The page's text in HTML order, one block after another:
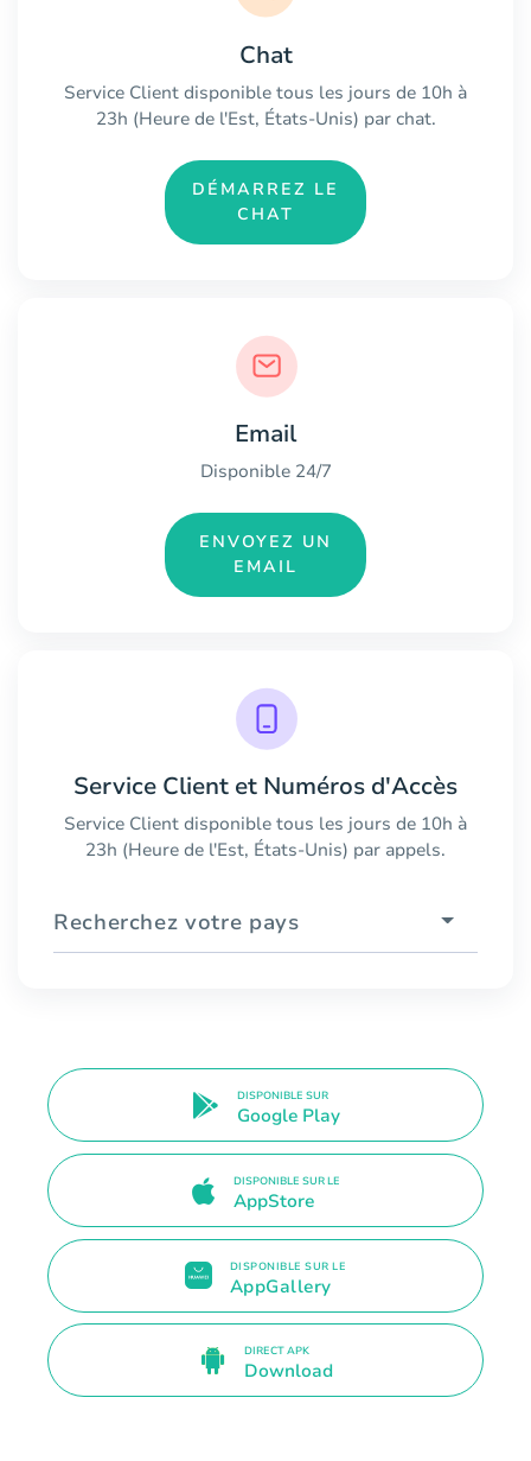
Chat
Service Client disponible tous les jours de 10h à
23h (Heure de l'Est, États-Unis) par chat.
DÉMARREZ LE
CHAT
Email
Disponible 24/7
ENVOYEZ UN
EMAIL
Service Client et Numéros d'Accès
Service Client disponible tous les jours de 10h à
23h (Heure de l'Est, États-Unis) par appels.
Recherchez votre pays
DISPONIBLE SUR
Google Play
DISPONIBLE SUR LE
AppStore
DISPONIBLE SUR LE
AppGallery
DIRECT APK
Download